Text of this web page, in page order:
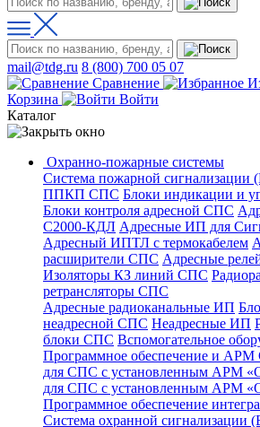
mail@tdg.ru 8 (800) 700 05 07
Сравнение
Корзина
Войти
Каталог
Охранно-пожарные системы
Система пожарной сигнализации
ППКП СПС Блоки индикации и
Блоки контроля адресной СПС
С2000-КДЛ Адресные ИП для
Адресный ИПТЛ с термокабелем
расширители СПС Адресные
Изоляторы КЗ линий СПС
ретрансляторы СПС
Адресные радиоканальные ИП
неадресной СПС Неадресные ИП
блоки СПС Вспомогательное
Программное обеспечение и
для СПС с установленным АРМ
для СПС с установленным АРМ
Программное обеспечение
Система охранной сигнализации